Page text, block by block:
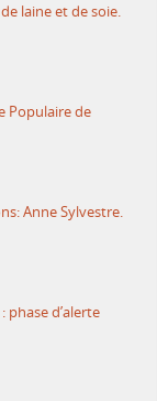
laine et de soie.
Populaire de
Anne Sylvestre.
phase d’alerte